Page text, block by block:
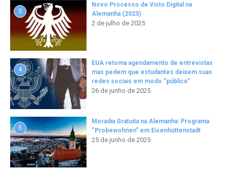
3
Novo Processo de Visto Digital na
Alemanha (2025)
2 de julho de 2025
4
EUA retoma agendamento de entrevistas
mas pedem que estudantes deixem suas
redes sociais em modo “público”
26 de junho de 2025
5
Moradia Gratuita na Alemanha: Programa
“Probewohnen” em Eisenhüttenstadt
25 de junho de 2025